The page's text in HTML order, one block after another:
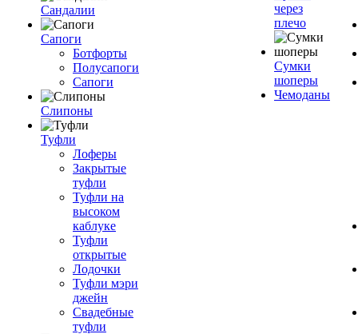
Сандалии
Сапоги
Ботфорты
Полусапоги
Сапоги
Слипоны
Туфли
Лоферы
Закрытые
туфли
Туфли на
высоком
каблуке
Туфли
открытые
Лодочки
Туфли мэри
джейн
Свадебные
туфли
через
плечо
Сумки
шоперы
Чемоданы